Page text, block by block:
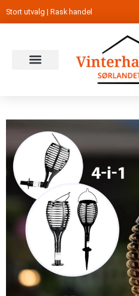
Stort utvalg | Rask handel